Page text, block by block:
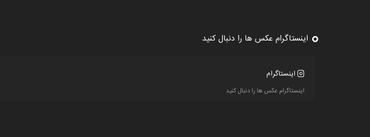
اینستاگرام عکس ها را دنبال کنید
اینستاگرام
اینستاگرام عکس ها را دنبال کنید